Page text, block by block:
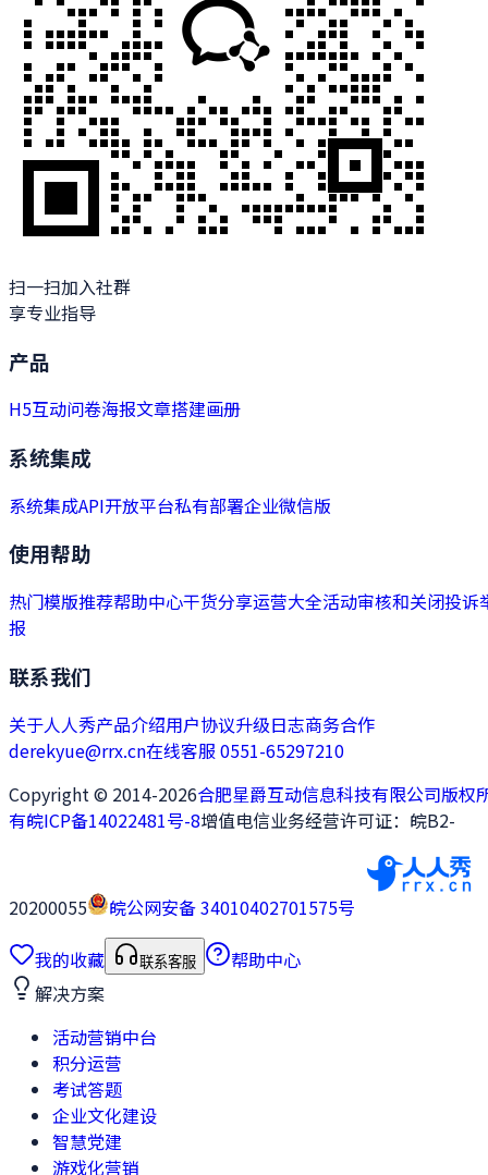
扫一扫加入社群
享专业指导
产品
H5互动问卷海报文章搭建画册
系统集成
系统集成API开放平台私有部署企业微信版
使用帮助
热门模版推荐帮助中心干货分享运营大全活动审核和关闭投诉
报
联系我们
关于人人秀产品介绍用户协议升级日志商务合作
derekyue@rrx.cn在线客服 0551-65297210
Copyright © 2014-2026合肥星爵互动信息科技有限公司版权
有皖ICP备14022481号-8增值电信业务经营许可证：皖B2-
20200055
皖公网安备 34010402701575号
我的收藏
联系客服
帮助中心
解决方案
活动营销中台
积分运营
考试答题
企业文化建设
智慧党建
游戏化营销